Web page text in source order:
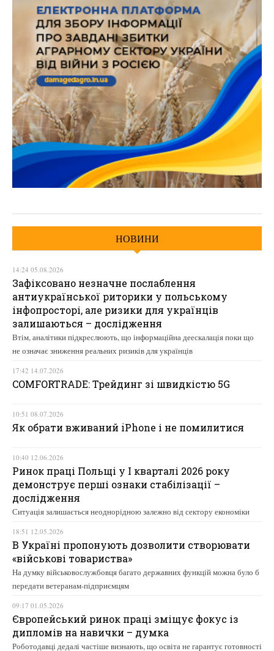
НОВИНИ
14:24 05.08.2026
Зафіксовано незначне послаблення
антиукраїнської риторики у польському
інфопросторі, але ризики для українців
залишаються – дослідження
Втім, аналітики підкреслюють, що інформаційна деескалація поки що
не означає зниження реальних ризиків для українців
17:42 14.07.2026
COMFORTRADE: Трейдинг зі швидкістю 5G
10:51 08.07.2026
Як обрати вживаний iPhone і не помилитися
10:40 12.06.2026
Ринок праці Польщі у І кварталі 2026 року
демонструє перші ознаки стабілізації –
дослідження
Ситуація залишається неоднорідною залежно від сектору економіки
18:51 12.05.2026
В Україні пропонують дозволити створювати
«військові товариства»
На думку військовослужбовця багато державних функцій можна було б
передати ветеранам-підприємцям
09:17 01.05.2026
Європейський ринок праці зміщує фокус із
дипломів на навички – думка
Роботодавці дедалі частіше визнають, що освіта не гарантує готовності